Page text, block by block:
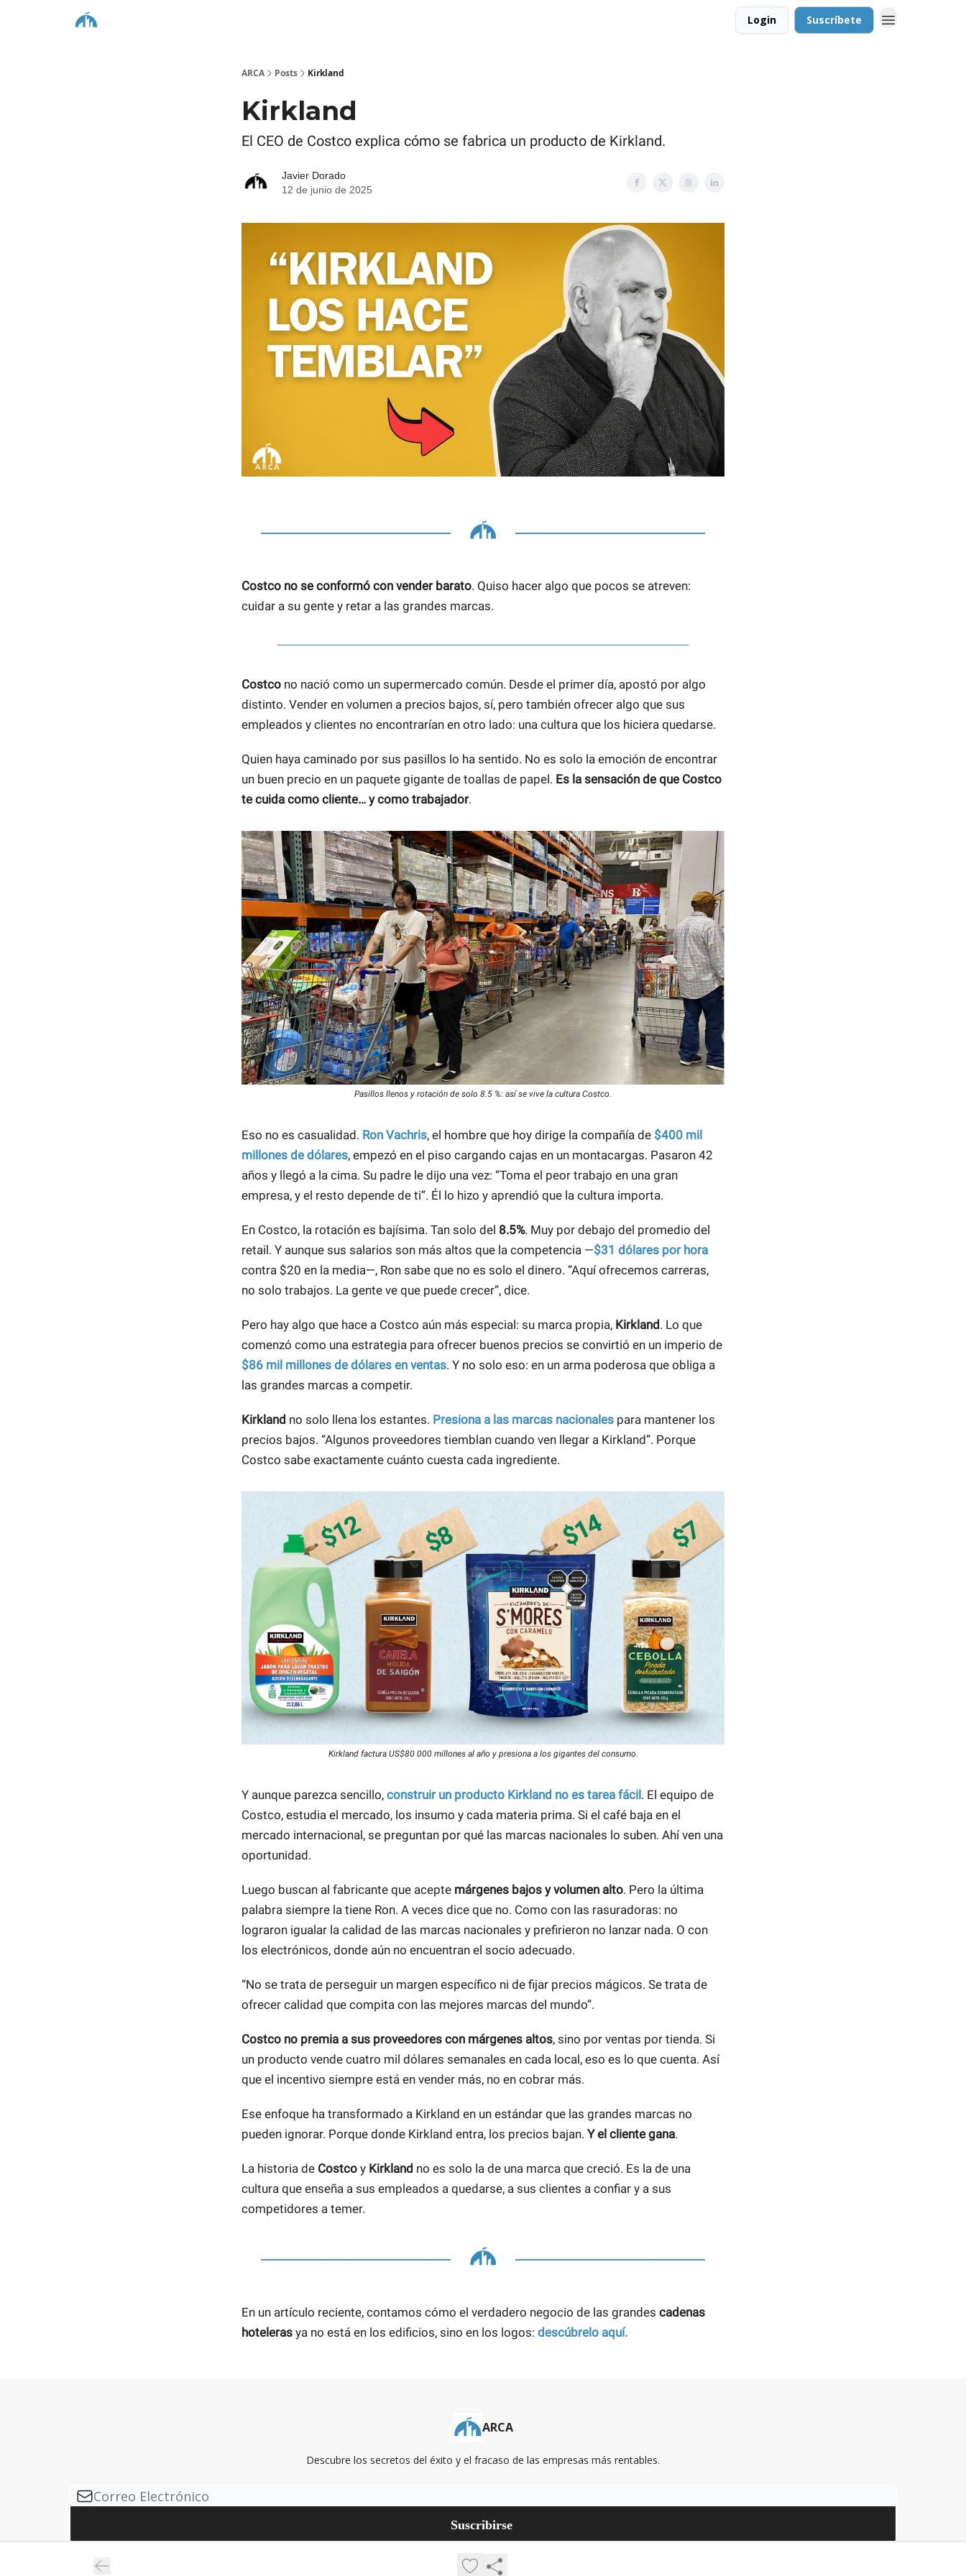
Login Suscríbete
ARCA Posts Kirkland
Kirkland
El CEO de Costco explica cómo se fabrica un producto de Kirkland.
Javier Dorado
12 de junio de 2025
Costco no se conformó con vender barato. Quiso hacer algo que pocos se atreven:
cuidar a su gente y retar a las grandes marcas.
Costco no nació como un supermercado común. Desde el primer día, apostó por algo
distinto. Vender en volumen a precios bajos, sí, pero también ofrecer algo que sus
empleados y clientes no encontrarían en otro lado: una cultura que los hiciera quedarse.
Quien haya caminado por sus pasillos lo ha sentido. No es solo la emoción de encontrar
un buen precio en un paquete gigante de toallas de papel. Es la sensación de que Costco
te cuida como cliente… y como trabajador.
Pasillos llenos y rotación de solo 8.5 %: así se vive la cultura Costco.
Eso no es casualidad. Ron Vachris, el hombre que hoy dirige la compañía de $400 mil
millones de dólares, empezó en el piso cargando cajas en un montacargas. Pasaron 42
años y llegó a la cima. Su padre le dijo una vez: “Toma el peor trabajo en una gran
empresa, y el resto depende de ti”. Él lo hizo y aprendió que la cultura importa.
En Costco, la rotación es bajísima. Tan solo del 8.5%. Muy por debajo del promedio del
retail. Y aunque sus salarios son más altos que la competencia —$31 dólares por hora
contra $20 en la media—, Ron sabe que no es solo el dinero. “Aquí ofrecemos carreras,
no solo trabajos. La gente ve que puede crecer”, dice.
Pero hay algo que hace a Costco aún más especial: su marca propia, Kirkland. Lo que
comenzó como una estrategia para ofrecer buenos precios se convirtió en un imperio de
$86 mil millones de dólares en ventas. Y no solo eso: en un arma poderosa que obliga a
las grandes marcas a competir.
Kirkland no solo llena los estantes. Presiona a las marcas nacionales para mantener los
precios bajos. “Algunos proveedores tiemblan cuando ven llegar a Kirkland”. Porque
Costco sabe exactamente cuánto cuesta cada ingrediente.
Kirkland factura US$80 000 millones al año y presiona a los gigantes del consumo.
Y aunque parezca sencillo, construir un producto Kirkland no es tarea fácil . El equipo de
Costco, estudia el mercado, los insumo y cada materia prima. Si el café baja en el
mercado internacional, se preguntan por qué las marcas nacionales lo suben. Ahí ven una
oportunidad.
Luego buscan al fabricante que acepte márgenes bajos y volumen alto. Pero la última
palabra siempre la tiene Ron. A veces dice que no. Como con las rasuradoras: no
lograron igualar la calidad de las marcas nacionales y prefirieron no lanzar nada. O con
los electrónicos, donde aún no encuentran el socio adecuado.
“No se trata de perseguir un margen específico ni de fijar precios mágicos. Se trata de
ofrecer calidad que compita con las mejores marcas del mundo”.
Costco no premia a sus proveedores con márgenes altos, sino por ventas por tienda. Si
un producto vende cuatro mil dólares semanales en cada local, eso es lo que cuenta. Así
que el incentivo siempre está en vender más, no en cobrar más.
Ese enfoque ha transformado a Kirkland en un estándar que las grandes marcas no
pueden ignorar. Porque donde Kirkland entra, los precios bajan. Y el cliente gana.
La historia de Costco y Kirkland no es solo la de una marca que creció. Es la de una
cultura que enseña a sus empleados a quedarse, a sus clientes a confiar y a sus
competidores a temer.
En un artículo reciente, contamos cómo el verdadero negocio de las grandes cadenas
hoteleras ya no está en los edificios, sino en los logos: descúbrelo aquí.
ARCA
Descubre los secretos del éxito y el fracaso de las empresas más rentables.
Privacy policy
Terms of use